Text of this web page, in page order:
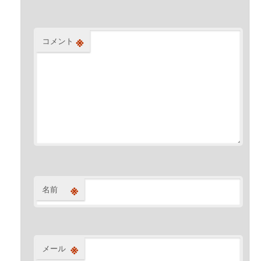
コメント ※
名前 ※
メール ※